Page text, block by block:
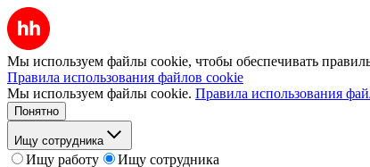
Мы используем файлы cookie, чтобы обеспечивать
Правила использования файлов cookie
Мы используем файлы cookie. Правила использования
Понятно
Ищу сотрудника
Ищу работу
Ищу сотрудника